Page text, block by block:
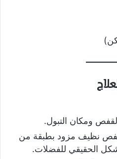
ومكان التبول.
نظيف مزود بطبقة من
الحقيقي للفضلات.